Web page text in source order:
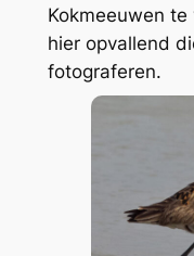
Kokmeeuwen
hier opvallend
fotograferen.